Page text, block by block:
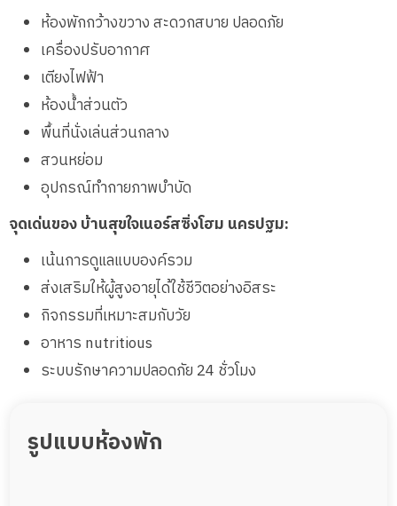
ห้องพักกว้างขวาง สะดวกสบาย ปลอดภัย
เครื่องปรับอากาศ
เตียงไฟฟ้า
ห้องน้ำส่วนตัว
พื้นที่นั่งเล่นส่วนกลาง
สวนหย่อม
อุปกรณ์ทำกายภาพบำบัด
จุดเด่นของ บ้านสุขใจเนอร์สซิ่งโฮม นครปฐม:
เน้นการดูแลแบบองค์รวม
ส่งเสริมให้ผู้สูงอายุได้ใช้ชีวิตอย่างอิสระ
กิจกรรมที่เหมาะสมกับวัย
อาหาร nutritious
ระบบรักษาความปลอดภัย 24 ชั่วโมง
รูปแบบห้องพัก